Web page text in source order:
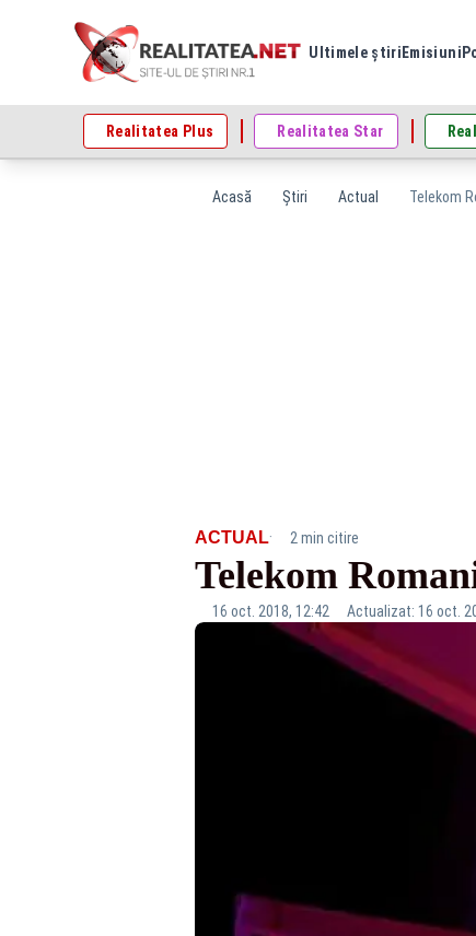
Ultimele știri Emisiuni
Realitatea Plus Realitatea Star
Acasă Știri Actual Telekom
ACTUAL· 2 min citire
Telekom
16 oct. 2018, 12:42 Actualizat: 16 oct.